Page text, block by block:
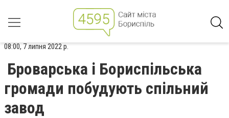
08:00, 7 липня 2022 р.
Броварська і Бориспільська
громади побудують спільний
завод